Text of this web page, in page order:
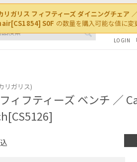
リガリス フィフティーズ ダイニングチェア
S0F の数量を購入可能な値に変
LOGIN
リガリス)
ィフティーズ ベンチ ／